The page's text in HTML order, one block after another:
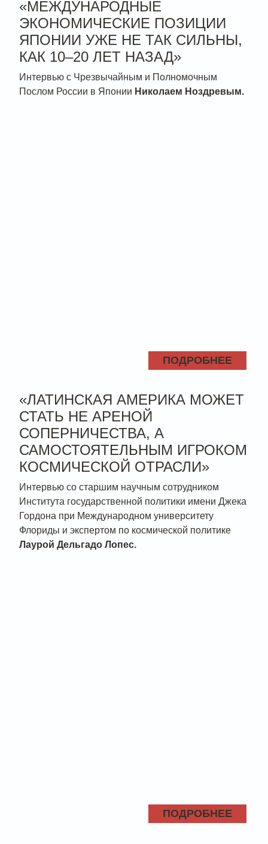
«МЕЖДУНАРОДНЫЕ
ЭКОНОМИЧЕСКИЕ ПОЗИЦИИ
ЯПОНИИ УЖЕ НЕ ТАК СИЛЬНЫ,
КАК 10–20 ЛЕТ НАЗАД»
Интервью с Чрезвычайным и Полномочным
Послом России в Японии Николаем Ноздревым.
ПОДРОБНЕЕ
«ЛАТИНСКАЯ АМЕРИКА МОЖЕТ
СТАТЬ НЕ АРЕНОЙ
СОПЕРНИЧЕСТВА, А
САМОСТОЯТЕЛЬНЫМ ИГРОКОМ
КОСМИЧЕСКОЙ ОТРАСЛИ»
Интервью со старшим научным сотрудником
Института государственной политики имени Джека
Гордона при Международном университету
Флориды и экспертом по космической политике
Лаурой Дельгадо Лопес.
ПОДРОБНЕЕ